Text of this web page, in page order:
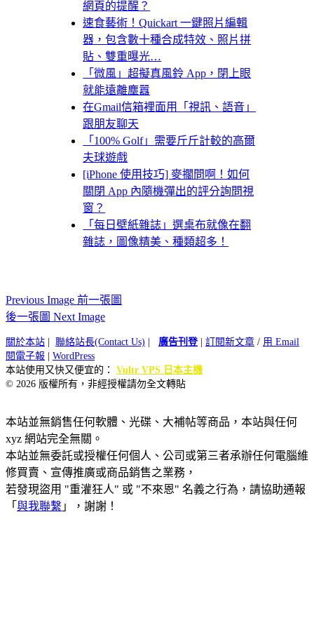
網頁的提醒？
速食藝術！Quickart 一鍵照片編輯
器，包含數十種合成特效、照片拼
貼、雙重曝光…
「微風」超擬真風鈴 App，閉上眼
就能遠離塵囂
在Gmail信箱裡面用「視訊、語音」
跟朋友聊天
「100% Golf」需要斤斤計較的高爾
夫球遊戲
[iPhone 使用技巧] 麥擱問啊！如何
關閉 App 內隨機彈出的評分詢問視
窗？
「每日壁紙雜誌」選桌布就像在翻
雜誌，圖像精美、種類超多！
Previous Image 前一張圖
後一張圖 Next Image
關於本站 聯絡站長(Contact Us) 廣告刊登| 訂閱新文章 / 用 Email
閱電子報
WordPress
本站使用又快又便宜的： Vultr VPS 日本主機
© 2026 版權所有，非經授權請勿全文轉貼
本站並無銷售任何軟體、光碟、大補帖等商品，本站與任何
xyz 網站完全無關。
本站並無委託或授權任何個人、公司或第三者承辦任何電腦維
修買賣、宣傳推廣或商品銷售之業務，
若發現盜用 "重灌狂人" 或 "不來恩" 名義之行為，請協助通報
「 與我聯繫 」，謝謝！